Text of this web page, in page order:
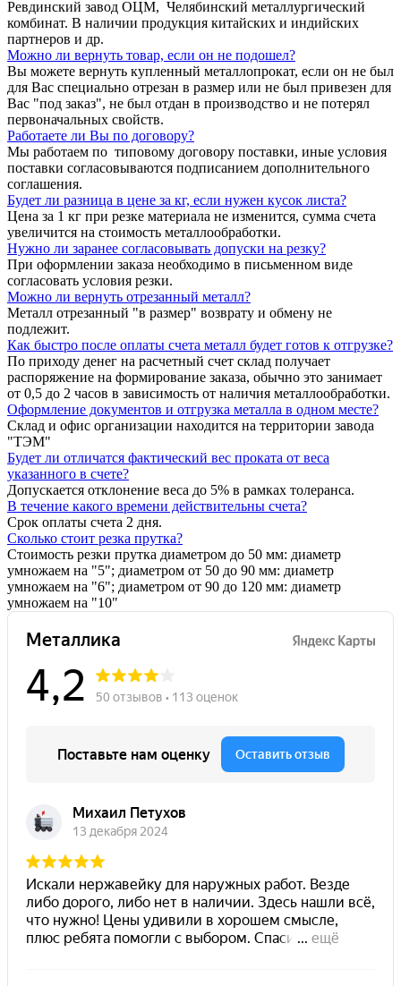
Ревдинский завод ОЦМ, Челябинский металлургический
комбинат. В наличии продукция китайских и индийских
партнеров и др.
Можно ли вернуть товар, если он не подошел?
Вы можете вернуть купленный металлопрокат, если он не был
для Вас специально отрезан в размер или не был привезен для
Вас "под заказ", не был отдан в производство и не потерял
первоначальных свойств.
Работаете ли Вы по договору?
Мы работаем по типовому договору поставки, иные условия
поставки согласовываются подписанием дополнительного
соглашения.
Будет ли разница в цене за кг, если нужен кусок листа?
Цена за 1 кг при резке материала не изменится, сумма счета
увеличится на стоимость металлообработки.
Нужно ли заранее согласовывать допуски на резку?
При оформлении заказа необходимо в письменном виде
согласовать условия резки.
Можно ли вернуть отрезанный металл?
Металл отрезанный "в размер" возврату и обмену не
подлежит.
Как быстро после оплаты счета металл будет готов к отгрузке?
По приходу денег на расчетный счет склад получает
распоряжение на формирование заказа, обычно это занимает
от 0,5 до 2 часов в зависимость от наличия металлообработки.
Оформление документов и отгрузка металла в одном месте?
Склад и офис организации находится на территории завода
"ТЭМ"
Будет ли отличатся фактический вес проката от веса
указанного в счете?
Допускается отклонение веса до 5% в рамках толеранса.
В течение какого времени действительны счета?
Срок оплаты счета 2 дня.
Сколько стоит резка прутка?
Стоимость резки прутка диаметром до 50 мм: диаметр
умножаем на "5"; диаметром от 50 до 90 мм: диаметр
умножаем на "6"; диаметром от 90 до 120 мм: диаметр
умножаем на "10"